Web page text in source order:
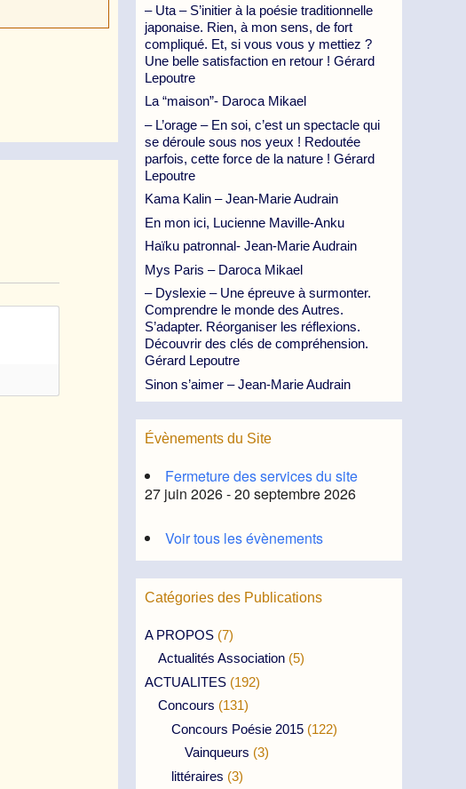
– Uta – S’initier à la poésie traditionnelle
japonaise. Rien, à mon sens, de fort
compliqué. Et, si vous vous y mettiez ?
Une belle satisfaction en retour ! Gérard
Lepoutre
La “maison”- Daroca Mikael
– L’orage – En soi, c’est un spectacle qui
se déroule sous nos yeux ! Redoutée
parfois, cette force de la nature ! Gérard
Lepoutre
Kama Kalin – Jean-Marie Audrain
En mon ici, Lucienne Maville-Anku
Haïku patronnal- Jean-Marie Audrain
Mys Paris – Daroca Mikael
– Dyslexie – Une épreuve à surmonter.
Comprendre le monde des Autres.
S’adapter. Réorganiser les réflexions.
Découvrir des clés de compréhension.
Gérard Lepoutre
Sinon s’aimer – Jean-Marie Audrain
Évènements du Site
Fermeture des services du site
27 juin 2026 - 20 septembre 2026
Voir tous les évènements
Catégories des Publications
A PROPOS (7)
Actualités Association (5)
ACTUALITES (192)
Concours (131)
Concours Poésie 2015 (122)
Vainqueurs (3)
littéraires (3)